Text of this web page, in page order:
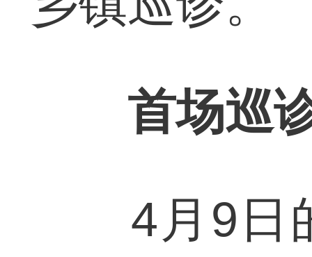
首场巡
4月9日的